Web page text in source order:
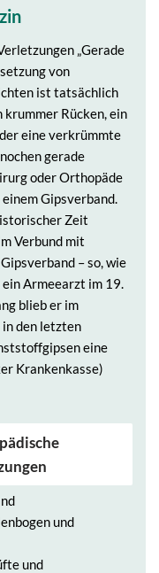
„Gerade
von
ist tatsächlich
krummer Rücken, ein
eine verkrümmte
gerade
oder Orthopäde
Gipsverband.
Zeit
Verbund mit
– so, wie
Armeearzt im 19.
blieb er im
den letzten
eine
Krankenkasse)
und
und